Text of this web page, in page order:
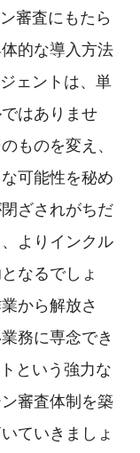
審査にもたら
的な導入方法
ェントは、単
はありませ
ものを変え、
可能性を秘め
ざされがちだ
よりインクル
なるでしょ
から解放さ
務に専念でき
という強力な
審査体制を築
ていきましょ